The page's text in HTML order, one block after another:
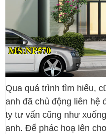
Qua quá trình tìm hiểu,
anh đã chủ động liên hệ
ty tư vấn cũng như
anh. Để phác hoạ lên